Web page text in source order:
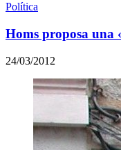
Política
Homs proposa una
24/03/2012